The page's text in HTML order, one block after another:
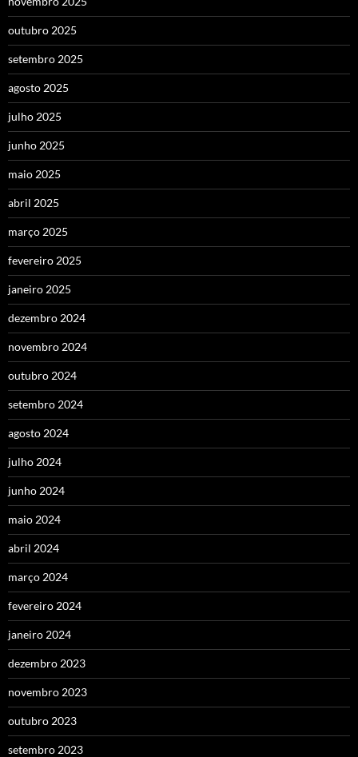
outubro 2025
setembro 2025
agosto 2025
julho 2025
junho 2025
maio 2025
abril 2025
março 2025
fevereiro 2025
janeiro 2025
dezembro 2024
novembro 2024
outubro 2024
setembro 2024
agosto 2024
julho 2024
junho 2024
maio 2024
abril 2024
março 2024
fevereiro 2024
janeiro 2024
dezembro 2023
novembro 2023
outubro 2023
setembro 2023